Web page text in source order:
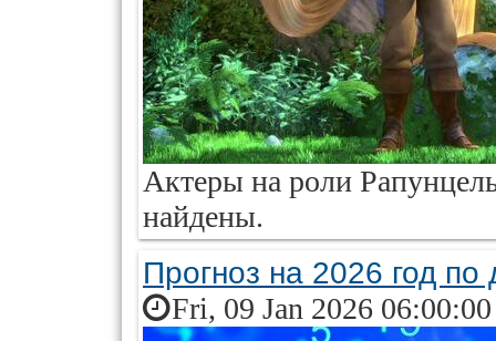
Актеры на роли
найдены.
Прогноз на 2026 год
Fri, 09 Jan 2026